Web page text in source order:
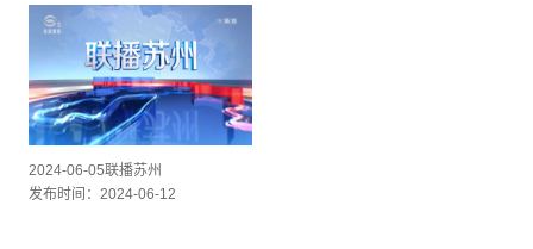
2024-06-05联播苏州
发布时间：2024-06-12